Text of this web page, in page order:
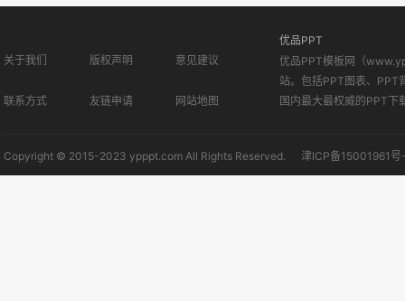
关于我们 版权声明 意见建议
联系方式 友链申请 网站地图
优品PPT
优品PPT模板网（
站。包括PPT图表、PPT
国内最大最权威的PPT下
Copyright © 2015-2023 ypppt.com All Rights Reserved. 津ICP备15001961号